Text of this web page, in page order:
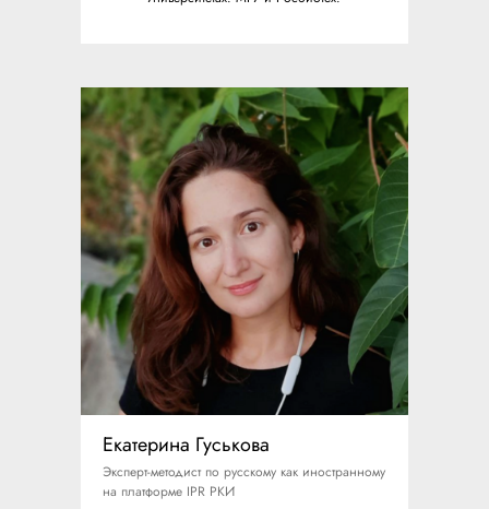
Екатерина Гуськова
Эксперт-методист по русскому как иностранному
на платформе IPR РКИ